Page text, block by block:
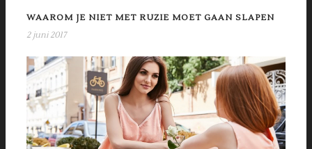
WAAROM JE NIET MET RUZIE MOET GAAN SLAPEN
2 juni 2017